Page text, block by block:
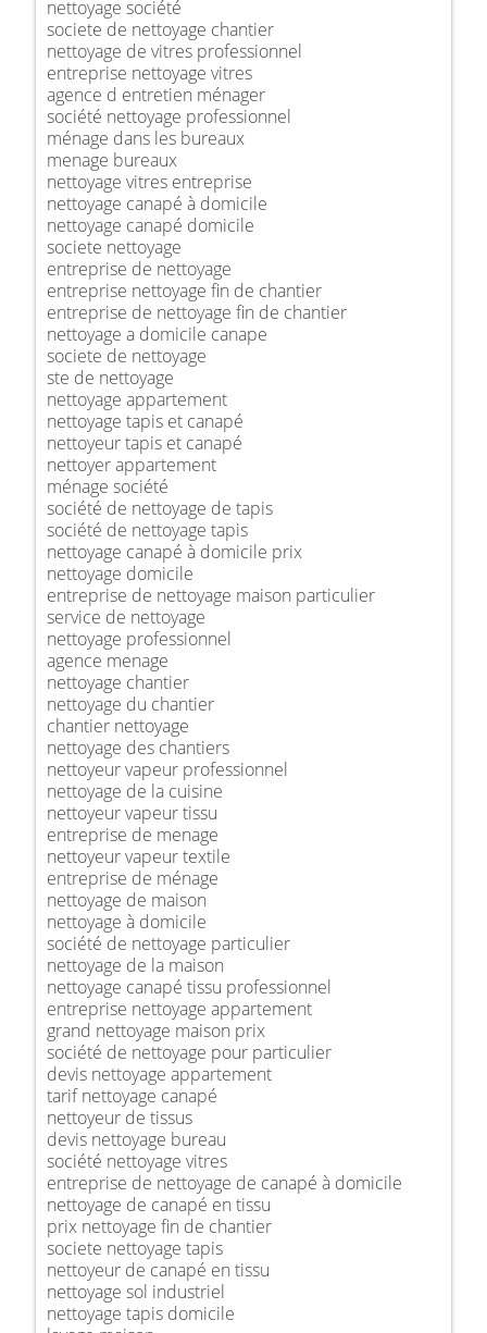
nettoyage société
societe de nettoyage chantier
nettoyage de vitres professionnel
entreprise nettoyage vitres
agence d entretien ménager
société nettoyage professionnel
ménage dans les bureaux
menage bureaux
nettoyage vitres entreprise
nettoyage canapé à domicile
nettoyage canapé domicile
societe nettoyage
entreprise de nettoyage
entreprise nettoyage fin de chantier
entreprise de nettoyage fin de chantier
nettoyage a domicile canape
societe de nettoyage
ste de nettoyage
nettoyage appartement
nettoyage tapis et canapé
nettoyeur tapis et canapé
nettoyer appartement
ménage société
société de nettoyage de tapis
société de nettoyage tapis
nettoyage canapé à domicile prix
nettoyage domicile
entreprise de nettoyage maison particulier
service de nettoyage
nettoyage professionnel
agence menage
nettoyage chantier
nettoyage du chantier
chantier nettoyage
nettoyage des chantiers
nettoyeur vapeur professionnel
nettoyage de la cuisine
nettoyeur vapeur tissu
entreprise de menage
nettoyeur vapeur textile
entreprise de ménage
nettoyage de maison
nettoyage à domicile
société de nettoyage particulier
nettoyage de la maison
nettoyage canapé tissu professionnel
entreprise nettoyage appartement
grand nettoyage maison prix
société de nettoyage pour particulier
devis nettoyage appartement
tarif nettoyage canapé
nettoyeur de tissus
devis nettoyage bureau
société nettoyage vitres
entreprise de nettoyage de canapé à domicile
nettoyage de canapé en tissu
prix nettoyage fin de chantier
societe nettoyage tapis
nettoyeur de canapé en tissu
nettoyage sol industriel
nettoyage tapis domicile